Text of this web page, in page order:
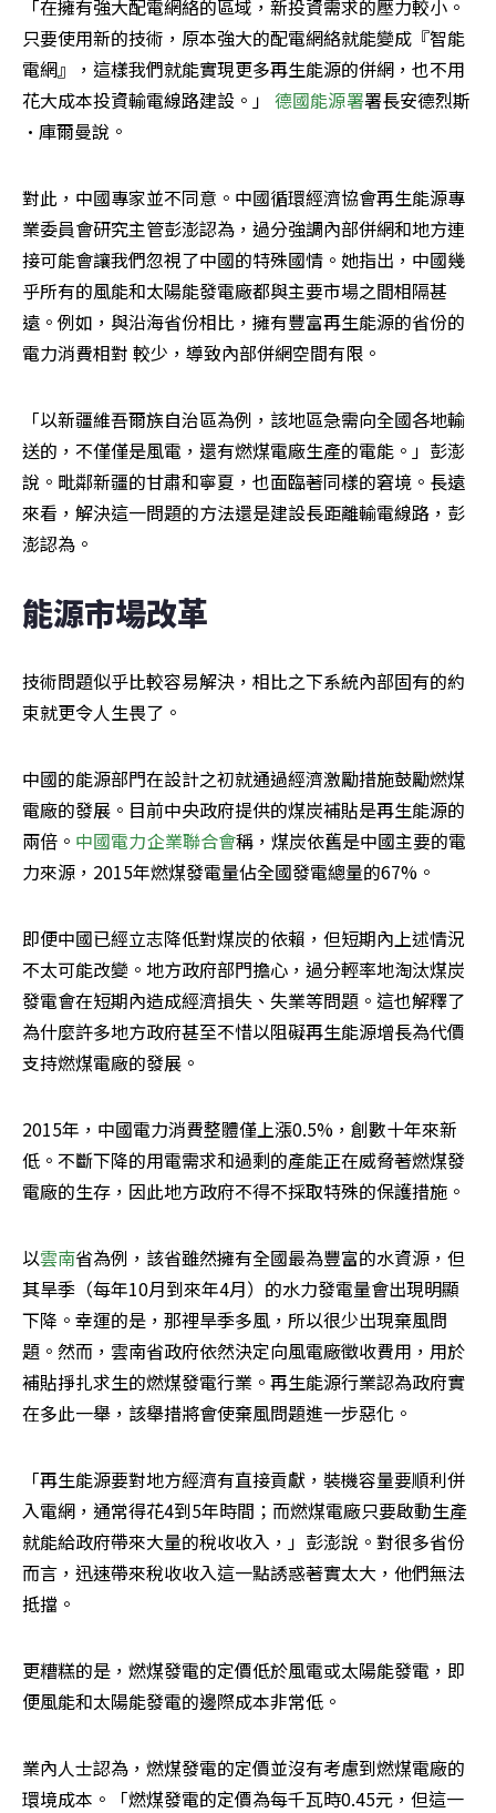
「在擁有強大配電網絡的區域，新投資需求的壓力較小。
只要使用新的技術，原本強大的配電網絡就能變成『智能
電網』，這樣我們就能實現更多再生能源的併網，也不用
花大成本投資輸電線路建設。」 德國能源署署長安德烈斯
·庫爾曼說。
對此，中國專家並不同意。中國循環經濟協會再生能源專
業委員會研究主管彭澎認為，過分強調內部併網和地方連
接可能會讓我們忽視了中國的特殊國情。她指出，中國幾
乎所有的風能和太陽能發電廠都與主要市場之間相隔甚
遠。例如，與沿海省份相比，擁有豐富再生能源的省份的
電力消費相對 ​​較少，導致內部併網空間有限。
「以新疆維吾爾族自治區為例，該地區急需向全國各地輸
送的，不僅僅是風電，還有燃煤電廠生產的電能。」彭澎
說。毗鄰新疆的甘肅和寧夏，也面臨著同樣的窘境。長遠
來看，解決這一問題的方法還是建設長距離輸電線路，彭
澎認為。
能源市場改革
技術問題似乎比較容易解決，相比之下系統內部固有的約
束就更令人生畏了。
中國的能源部門在設計之初就通過經濟激勵措施鼓勵燃煤
電廠的發展。目前中央政府提供的煤炭補貼是再生能源的
兩倍。 中國電力企業聯合會稱，煤炭依舊是中國主要的電
力來源，2015年燃煤發電量佔全國發電總量的67%。
即便中國已經立志降低對煤炭的依賴，但短期內上述情況
不太可能改變。地方政府部門擔心，過分輕率地淘汰煤炭
發電會在短期內造成經濟損失、失業等問題。這也解釋了
為什麼許多地方政府甚至不惜以阻礙再生能源增長為代價
支持燃煤電廠的發展。
2015年，中國電力消費整體僅上漲0.5%，創數十年來新
低。不斷下降的用電需求和過剩的產能正在威脅著燃煤發
電廠的生存，因此地方政府不得不採取特殊的保護措施。
以雲南省為例，該省雖然擁有全國最為豐富的水資源，但
其旱季（每年10月到來年4月）的水力發電​​量會出現明顯
下降。幸運的是，那裡旱季多風，所以很少出現棄風問
題。然而，雲南省政府依然決定向風電廠徵收費用，用於
補貼掙扎求生的燃煤發電行業。再生能源行業認為政府實
在多此一舉，該舉措將會使棄風問題進一步惡化。
「再生能源要對地方經濟有直接貢獻，裝機容量要順利併
入電網，通常得花4到5年時間；而燃煤電廠只要啟動生產
就能給政府帶來大量的稅收收入，」彭澎說。對很多省份
而言，迅速​​帶來稅收收入這一點誘惑著實太大，他們無法
抵擋。
更糟糕的是，燃煤發電的定價低於風電或太陽能發電，即
便風能和太陽能發電的邊際成本非常低。
業內人士認為，燃煤發電的定價並沒有考慮到燃煤電廠的
環境成本。「燃煤發電的定價為每千瓦時0.45元，但這一